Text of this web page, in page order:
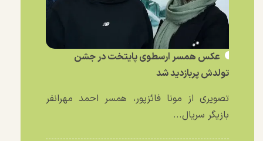
عکس همسر ارسطوی پایتخت در جشن
تولدش پربازدید شد
تصویری از مونا فائزپور، همسر احمد مهرانفر
بازیگر سریال...